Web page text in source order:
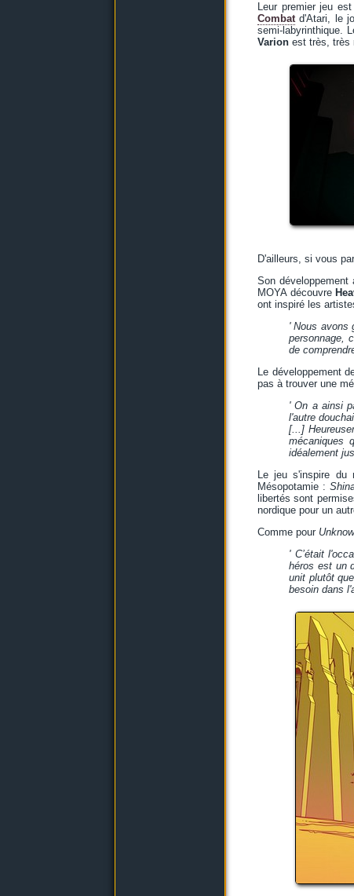
Leur premier jeu est
Combatd'Atari, le
semi-labyrinthique.
Varion est très, très
D'ailleurs, si vous
Son
MOYA découvre
ont inspiré les
' Nous avons
personnage,
de
Le développement
pas à trouver une
' On a ainsi
l'autre
[...]
mécaniques
idéalement
Le jeu s'inspire
Mésopotamie :
libertés sont
nordique pour un
Comme pour
' C’était
héros est un
unit plutôt
besoin dans